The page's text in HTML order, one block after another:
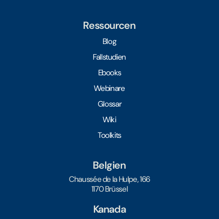
Ressourcen
Blog
Fallstudien
Ebooks
Webinare
Glossar
Wiki
Toolkits
Belgien
Chaussée de la Hulpe, 166
1170 Brüssel
Kanada